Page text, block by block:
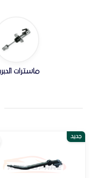
ماسترات
جديد